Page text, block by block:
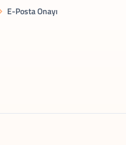
E-Posta Onayı